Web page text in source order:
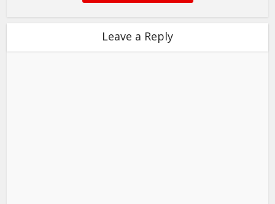
Leave a Reply